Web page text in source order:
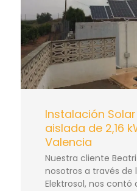
Instalación
aislada de 2,16
Valencia
Nuestra cliente
nosotros a través de
Elektrosol, nos contó